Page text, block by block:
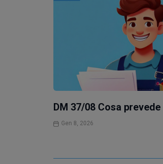
DM 37/08 Cosa prevede
Gen 8, 2026